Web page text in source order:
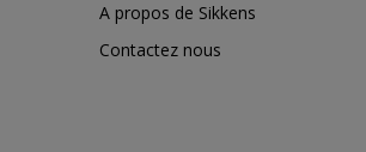
A propos de Sikkens
Contactez nous